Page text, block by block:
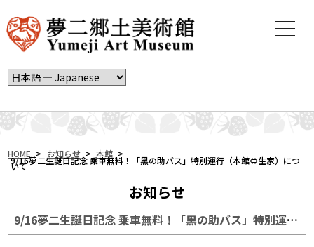
t
n
i
g
o
n
HOME > お知らせ > 本館 >
9/16夢二生誕日記念 乗車無料！「黑の助バス」特別運行（本館⇔生家）につ
いて
お知らせ
9/16夢二生誕日記念 乗車無料！「黑の助バス」特別運行（本館⇔生家）について